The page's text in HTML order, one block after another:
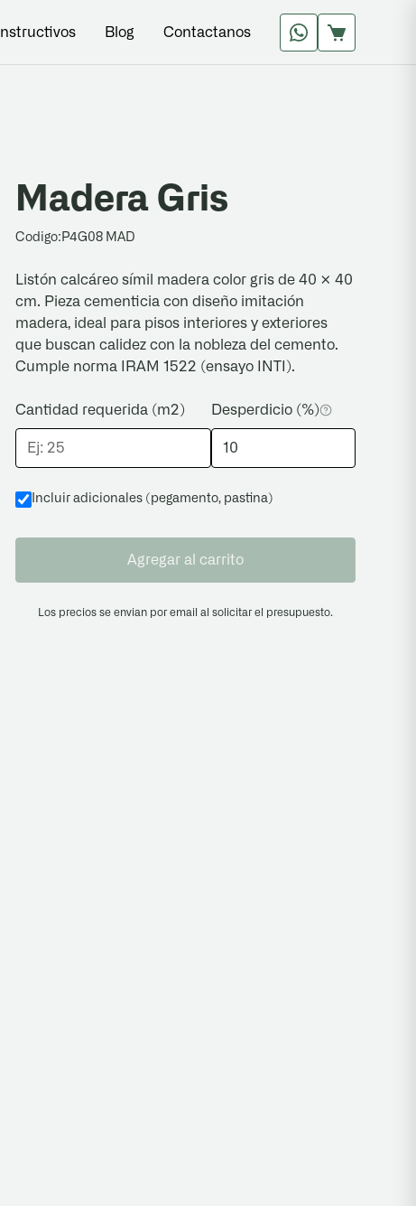
Instructivos Blog Contactanos
Madera Gris
Codigo: P4G08 MAD
Listón calcáreo símil madera color gris de 40 × 40
cm. Pieza cementicia con diseño imitación
madera, ideal para pisos interiores y exteriores
que buscan calidez con la nobleza del cemento.
Cumple norma IRAM 1522 (ensayo INTI).
Cantidad requerida (m2) Desperdicio (%)
Incluir adicionales (pegamento, pastina)
Agregar al carrito
Los precios se envian por email al solicitar el presupuesto.